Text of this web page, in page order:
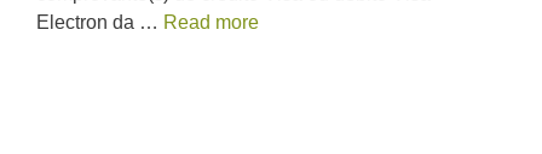
Electron da … Read more